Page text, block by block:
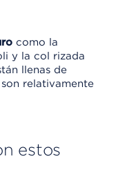
como la
y la col rizada
llenas de
relativamente
estos